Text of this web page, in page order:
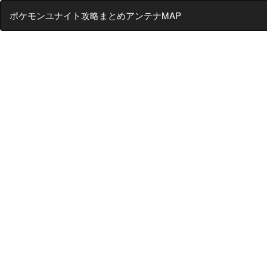
ポケモンユナイト攻略まとめアンテナMAP